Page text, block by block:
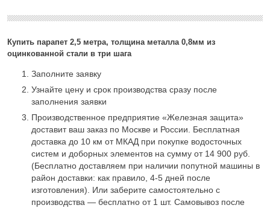
Купить парапет 2,5 метра, толщина металла 0,8мм из
оцинкованной стали в три шага
Заполните заявку
Узнайте цену и срок производства сразу после
заполнения заявки
Производственное предприятие «Железная защита»
доставит ваш заказ по Москве и России. Бесплатная
доставка до 10 км от МКАД при покупке водосточных
систем и доборных элементов на сумму от 14 900 руб.
(Бесплатно доставляем при наличии попутной машины в
район доставки: как правило, 4-5 дней после
изготовления). Или заберите самостоятельно с
производства — бесплатно от 1 шт. Самовывоз после